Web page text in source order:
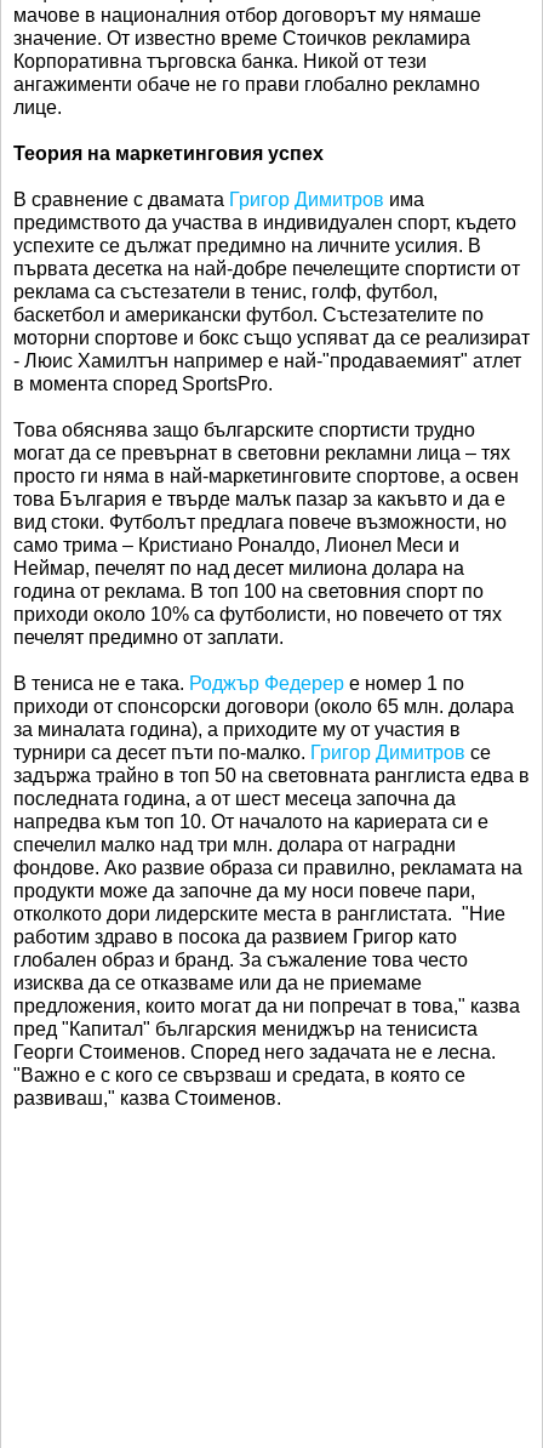
мачове в националния отбор договорът му нямаше
значение. От известно време Стоичков рекламира
Корпоративна търговска банка. Никой от тези
ангажименти обаче не го прави глобално рекламно
лице.
Теория на маркетинговия успех
В сравнение с двамата Григор Димитров има
предимството да участва в индивидуален спорт, където
успехите се дължат предимно на личните усилия. В
първата десетка на най-добре печелещите спортисти от
реклама са състезатели в тенис, голф, футбол,
баскетбол и американски футбол. Състезателите по
моторни спортове и бокс също успяват да се реализират
- Люис Хамилтън например е най-"продаваемият" атлет
в момента според SportsPro.
Това обяснява защо българските спортисти трудно
могат да се превърнат в световни рекламни лица – тях
просто ги няма в най-маркетинговите спортове, а освен
това България е твърде малък пазар за какъвто и да е
вид стоки. Футболът предлага повече възможности, но
само трима – Кристиано Роналдо, Лионел Меси и
Неймар, печелят по над десет милиона долара на
година от реклама. В топ 100 на световния спорт по
приходи около 10% са футболисти, но повечето от тях
печелят предимно от заплати.
В тениса не е така. Роджър Федерер е номер 1 по
приходи от спонсорски договори (около 65 млн. долара
за миналата година), а приходите му от участия в
турнири са десет пъти по-малко. Григор Димитров се
задържа трайно в топ 50 на световната ранглиста едва в
последната година, а от шест месеца започна да
напредва към топ 10. От началото на кариерата си е
спечелил малко над три млн. долара от наградни
фондове. Ако развие образа си правилно, рекламата на
продукти може да започне да му носи повече пари,
отколкото дори лидерските места в ранглистата. "Ние
работим здраво в посока да развием Григор като
глобален образ и бранд. За съжаление това често
изисква да се отказваме или да не приемаме
предложения, които могат да ни попречат в това," казва
пред "Капитал" българския мениджър на тенисиста
Георги Стоименов. Според него задачата не е лесна.
"Важно е с кого се свързваш и средата, в която се
развиваш," казва Стоименов.